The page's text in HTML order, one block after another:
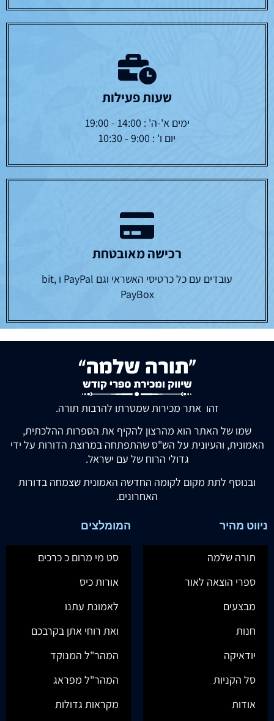
שעות פעילות
ימים א'-ה' : 14:00 - 19:00
יום ו' : 9:00 - 10:30
רכישה מאובטחת
עובדים עם כל כרטיסי האשראי וגם PayPal ו bit,
PayBox
זהו אתר מכירות שמטרתו להרבות תורה.
שמו של האתר הוא מהרצון להקיף את הספרות ההלכתית,
האמונית, והעיונית על הש"ס שהתפתחה במרוצת הדורות על ידי
גדולי הרוח של עם ישראל.
ובנוסף לתת מקום לקומה החדשה האמונית שצמחה בדורות
האחרונים.
ניווט מהיר
תורה שלמה
ספרי הוצאה לאור
מבצעים
חנות
יודאיקה
סל הקניות
אודות
המומלצים
סט מי מרום כ כרכים
אורות כיס
לאמונת עתנו
ואת רוחי אתן בקרבכם
המהר"ל המנוקד
המהר"ל מפראג
מקראות גדולות